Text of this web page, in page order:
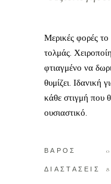
Μερικές φορές το
τολμάς.
φτιαγμένο να
θυμίζει. Ιδανική
κάθε στιγμή που
ουσιαστικό.
ΒΑΡΟΣ
ΔΙΑΣΤΑΣΕΙΣ